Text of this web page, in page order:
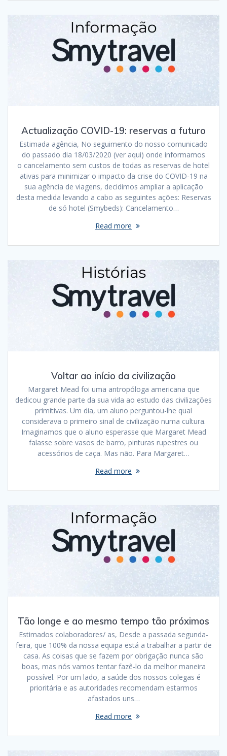
Actualização COVID-19: reservas a futuro
Estimada agência, No seguimento do nosso comunicado
do passado dia 18/03/2020 (ver aqui) onde informamos
o cancelamento sem custos de todas as reservas de hotel
ativas para minimizar o impacto da crise do COVID-19 na
sua agência de viagens, decidimos ampliar a aplicação
desta medida levando a cabo as seguintes ações: Reservas
de só hotel (Smybeds): Cancelamento…
Read more
Voltar ao início da civilização
Margaret Mead foi uma antropóloga americana que
dedicou grande parte da sua vida ao estudo das civilizações
primitivas. Um dia, um aluno perguntou-lhe qual
considerava o primeiro sinal de civilização numa cultura.
Imaginamos que o aluno esperasse que Margaret Mead
falasse sobre vasos de barro, pinturas rupestres ou
acessórios de caça. Mas não. Para Margaret…
Read more
Tão longe e ao mesmo tempo tão próximos
Estimados colaboradores/ as, Desde a passada segunda-
feira, que 100% da nossa equipa está a trabalhar a partir de
casa. As coisas que se fazem por obrigação nunca são
boas, mas nós vamos tentar fazê-lo da melhor maneira
possível. Por um lado, a saúde dos nossos colegas é
prioritária e as autoridades recomendam estarmos
afastados uns…
Read more